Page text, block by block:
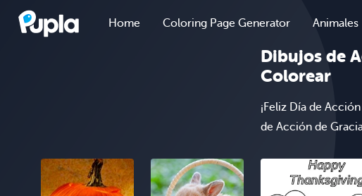
Home Coloring Page Generator Animales
Dibujos de
Colorear
¡Feliz Día de
de Acción de